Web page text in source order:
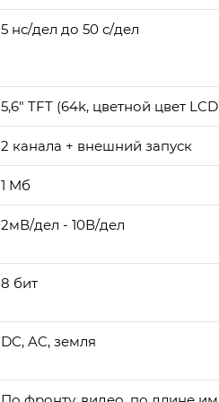
5 нс/дел до 50 с/дел
5,6" TFT (64k, цветной цвет
2 канала + внешний запуск
1 Mб
2мВ/дел - 10В/дел
8 бит
DC, AC, земля